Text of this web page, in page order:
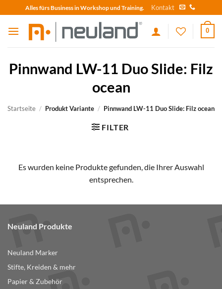
to
content
Alles fürs Business in Workshop und Training. Kontakt
0
Pinnwand LW-11 Duo Slide: Filz
ocean
Startseite / Produkt Variante / Pinnwand LW-11 Duo Slide: Filz ocean
FILTER
Es wurden keine Produkte gefunden, die Ihrer Auswahl
entsprechen.
Neuland Produkte
Neuland Marker
Stifte, Kreiden & mehr
Papier & Zubehör